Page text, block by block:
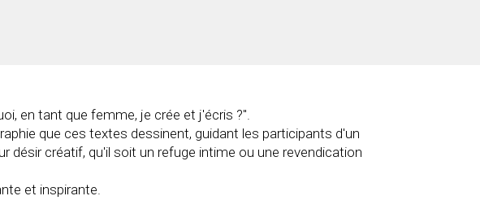
en tant que femme, je crée et j'écris ?".
que ces textes dessinent, guidant les participants d'un
désir créatif, qu'il soit un refuge intime ou une revendication
et inspirante.